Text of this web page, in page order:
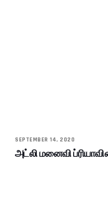
SEPTEMBER 14, 2020
அட்லி மனைவி